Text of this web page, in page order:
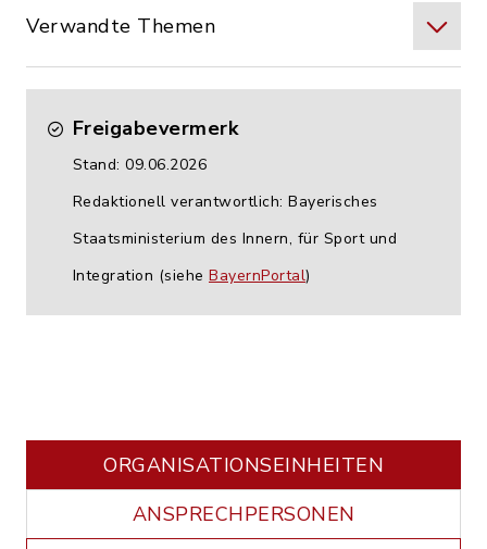
Verwandte Themen
Freigabevermerk
Stand: 09.06.2026
Redaktionell verantwortlich: Bayerisches
Staatsministerium des Innern, für Sport und
Integration (siehe BayernPortal)
ORGANISATIONS­EINHEITEN
ANSPRECHPERSONEN